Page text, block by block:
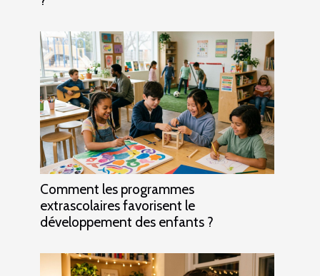
Comment les programmes
extrascolaires favorisent le
développement des enfants ?